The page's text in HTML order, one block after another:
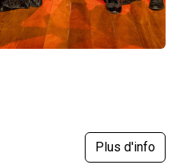
Plus d'info